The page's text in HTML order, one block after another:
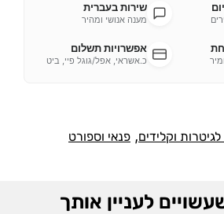
שירות בעברית
מענה אנושי ומהיר
אפשרויות תשלום
כ.אשראי, אפל/גוגל פיי, ביט
וקלידים, פנאי וספורט
לעניין אותך